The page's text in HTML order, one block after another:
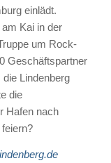
einlädt.
Kai in der
um Rock-
Geschäftspartner
die Lindenberg
die
Hafen nach